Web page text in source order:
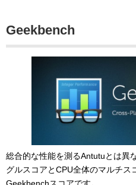
Geekbench
総合的な性能を測るAntutuとは異
グルスコアとCPU全体のマルチス